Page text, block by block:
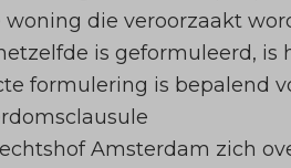
die veroorzaakt
is geformuleerd,
formulering is bepalend
Amsterdam zich